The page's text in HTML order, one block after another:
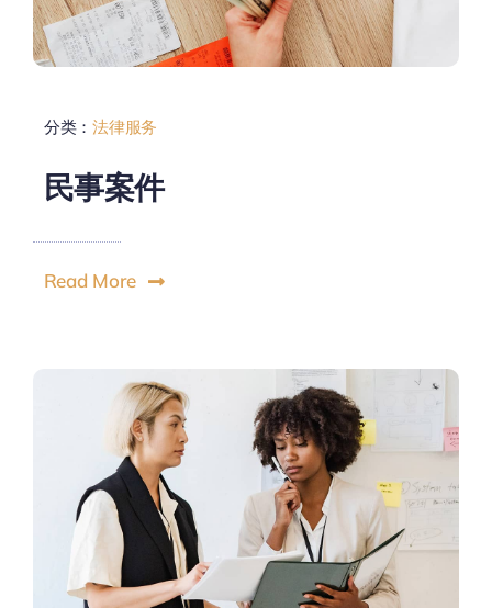
分类：法律服务
民事案件
Read More